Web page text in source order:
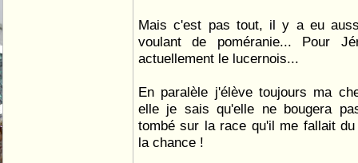
Mais c'est pas tout, il y a eu
voulant de poméranie... Pour
actuellement le lucernois...
En paralèle j'élève toujours ma
elle je sais qu'elle ne bougera
tombé sur la race qu'il me fallait
la chance !